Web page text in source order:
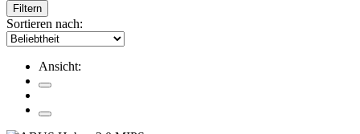
Filtern
Sortieren nach:
Ansicht: